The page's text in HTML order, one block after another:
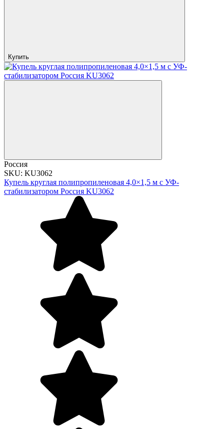
Купить
Россия
SKU: KU3062
Купель круглая полипропиленовая 4,0×1,5 м с УФ-
стабилизатором Россия KU3062